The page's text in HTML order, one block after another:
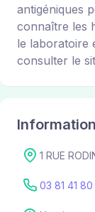
antigéniques
connaître les
le laboratoire
consulter le
1 RUE
03 81 41 80